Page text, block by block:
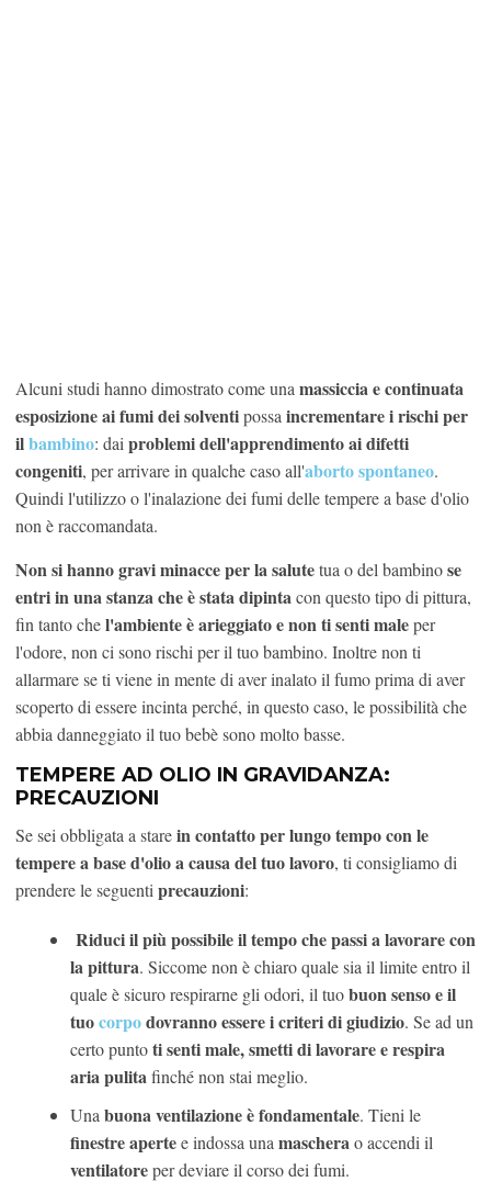
Alcuni studi hanno dimostrato come una massiccia e continuata
esposizione ai fumi dei solventipossa incrementare i rischi per
ilbambino: dai problemi dell'apprendimento ai difetti
congeniti, per arrivare in qualche caso all'aborto spontaneo.
Quindi l'utilizzo o l'inalazione dei fumi delle tempere a base d'olio
non è raccomandata.
Non si hanno gravi minacceper la salutetua o del bambinose
entri in una stanza che è stata dipintacon questo tipo di pittura,
fin tanto chel'ambiente è arieggiato e non ti senti maleper
l'odore, non ci sono rischi per il tuo bambino. Inoltre non ti
allarmare se ti viene in mente di aver inalato il fumo prima di aver
scoperto di essere incinta perché, in questo caso, le possibilità che
abbia danneggiato il tuo bebè sono molto basse.
TEMPERE AD OLIO IN GRAVIDANZA:
PRECAUZIONI
Se sei obbligata a starein contatto per lungo tempo con le
tempere a base d'olio a causa del tuo lavoro, ti consigliamo di
prendere le seguenti precauzioni:
Riduci il più possibile il tempo che passi a lavorare con
la pittura. Siccome non è chiaro quale sia il limite entro il
quale è sicuro respirarne gli odori, il tuobuon senso e il
tuocorpodovranno essere i criteri di giudizio. Se ad un
certo puntoti senti male, smetti di lavorare e respira
aria pulitafinché non stai meglio.
Una buona ventilazione è fondamentale. Tieni le
finestre apertee indossa una mascherao accendi il
ventilatoreper deviare il corso dei fumi.